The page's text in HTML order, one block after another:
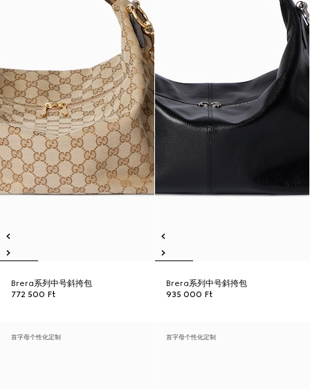
Brera系列中号斜挎包
772 500 Ft
Brera系列中号斜挎包
935 000 Ft
首字母个性化定制 首字母个性化定制